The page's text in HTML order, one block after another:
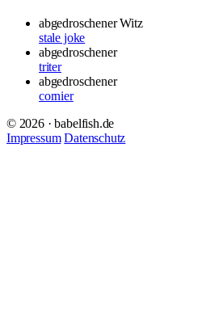
abgedroschener Witz
stale joke
abgedroschener
triter
abgedroschener
cornier
© 2026 · babelfish.de
Impressum Datenschutz